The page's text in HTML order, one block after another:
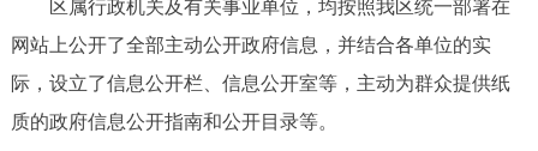
区属行政机关及有关事业单位，均按照我区统一部署在
网站上公开了全部主动公开政府信息，并结合各单位的实
际，设立了信息公开栏、信息公开室等，主动为群众提供纸
质的政府信息公开指南和公开目录等。